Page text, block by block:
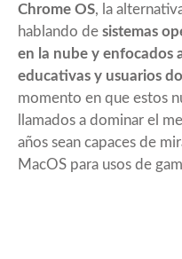
Chrome OS, la
hablando de sistemas
en la nube y enfocados
educativas y usuarios
momento en que estos
llamados a dominar el
años sean capaces de
MacOS para usos de